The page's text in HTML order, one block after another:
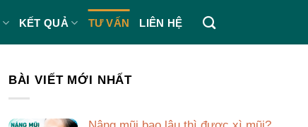
KẾT QUẢ TƯ VẤN LIÊN HỆ
BÀI VIẾT MỚI NHẤT